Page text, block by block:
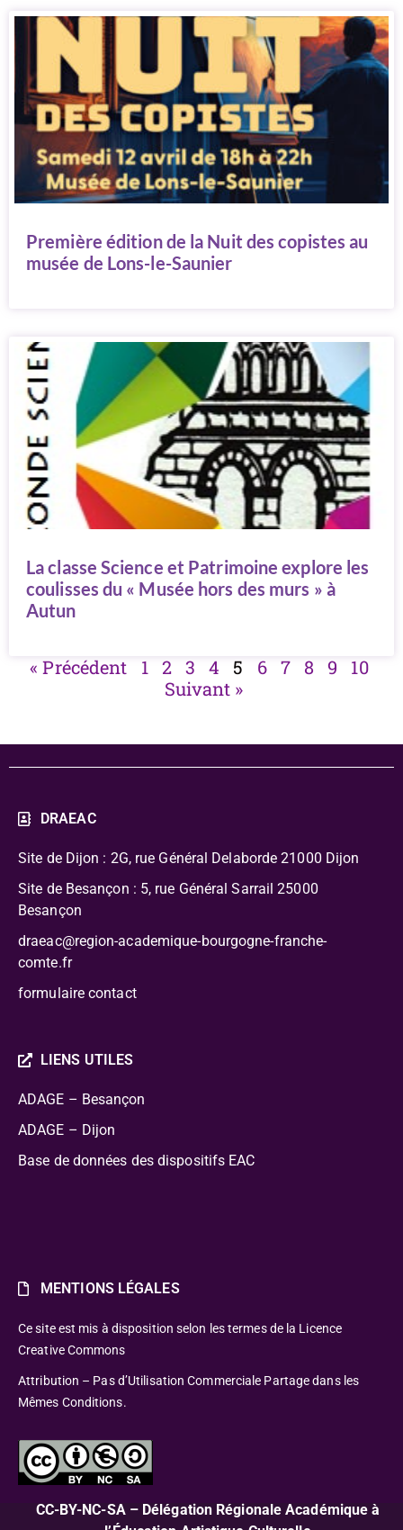
Première édition de la Nuit des copistes au
musée de Lons-le-Saunier
La classe Science et Patrimoine explore les
coulisses du « Musée hors des murs » à
Autun
« Précédent 1 2 3 4 5 6 7 8 9
10
Suivant »
DRAEAC
Site de Dijon : 2G, rue Général Delaborde 21000 Dijon
Site de Besançon : 5, rue Général Sarrail 25000
Besançon
draeac@region-academique-bourgogne-franche-
comte.fr
formulaire contact
LIENS UTILES
ADAGE – Besançon
ADAGE – Dijon
Base de données des dispositifs EAC
MENTIONS LÉGALES
Ce site est mis à disposition selon les termes de la Licence
Creative Commons
Attribution – Pas d’Utilisation Commerciale Partage dans les
Mêmes Conditions.
CC-BY-NC-SA – Délégation Régionale Académique à